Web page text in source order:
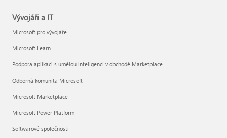
Vývojáři a IT
Microsoft pro vývojáře
Microsoft Learn
Podpora aplikací s umělou inteligenci v obchodě Marketplace
Odborná komunita Microsoft
Microsoft Marketplace
Microsoft Power Platform
Softwarové společnosti